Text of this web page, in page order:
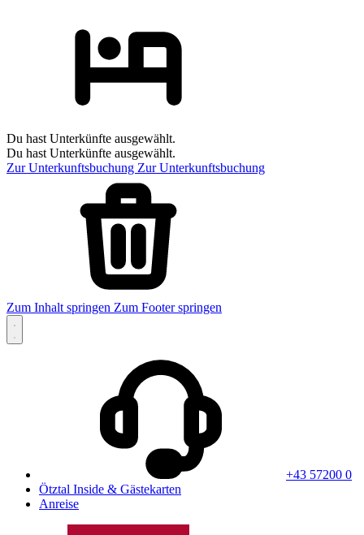
Du hast Unterkünfte ausgewählt.
Du hast Unterkünfte ausgewählt.
Zur Unterkunftsbuchung Zur Unterkunftsbuchung
Zum Inhalt springen Zum Footer springen
+43 57200 0
Ötztal Inside & Gästekarten
Anreise